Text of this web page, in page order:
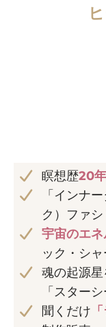
瞑想歴20年
「インナ
ク）ファ
宇宙のエ
ック・シ
魂の起源
「スター
聞くだけ